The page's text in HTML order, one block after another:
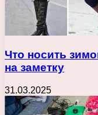
Что носить
на заметку
31.03.2025